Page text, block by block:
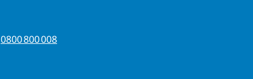
0800 800 008